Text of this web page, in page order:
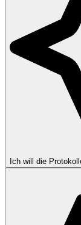
Ich will die